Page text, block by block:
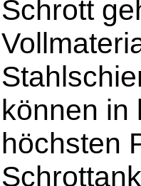
Schrott
können in
höchsten